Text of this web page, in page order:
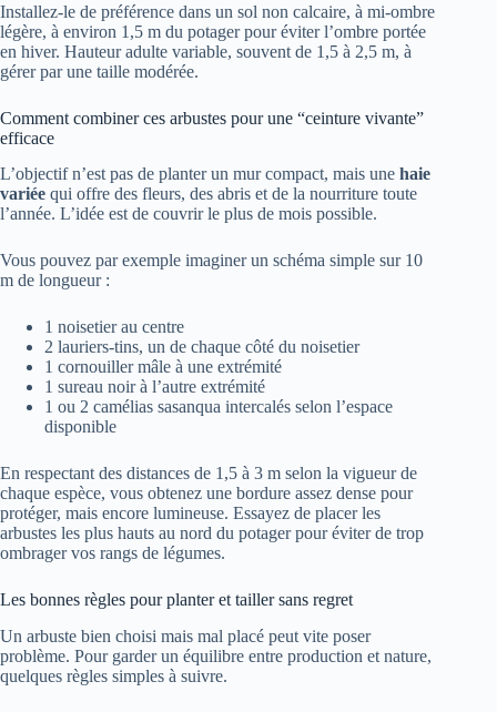
Installez-le de préférence dans un sol non calcaire, à mi-ombre
légère, à environ 1,5 m du potager pour éviter l’ombre portée
en hiver. Hauteur adulte variable, souvent de 1,5 à 2,5 m, à
gérer par une taille modérée.
Comment combiner ces arbustes pour une “ceinture vivante”
efficace
L’objectif n’est pas de planter un mur compact, mais une haie
variée qui offre des fleurs, des abris et de la nourriture toute
l’année. L’idée est de couvrir le plus de mois possible.
Vous pouvez par exemple imaginer un schéma simple sur 10
m de longueur :
1 noisetier au centre
2 lauriers-tins, un de chaque côté du noisetier
1 cornouiller mâle à une extrémité
1 sureau noir à l’autre extrémité
1 ou 2 camélias sasanqua intercalés selon l’espace
disponible
En respectant des distances de 1,5 à 3 m selon la vigueur de
chaque espèce, vous obtenez une bordure assez dense pour
protéger, mais encore lumineuse. Essayez de placer les
arbustes les plus hauts au nord du potager pour éviter de trop
ombrager vos rangs de légumes.
Les bonnes règles pour planter et tailler sans regret
Un arbuste bien choisi mais mal placé peut vite poser
problème. Pour garder un équilibre entre production et nature,
quelques règles simples à suivre.